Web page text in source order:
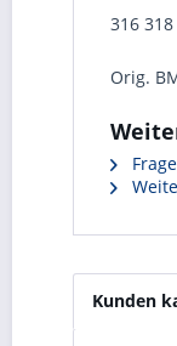
316
Orig.
Kunden